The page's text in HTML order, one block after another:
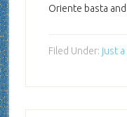
Oriente basta
Filed Under: just